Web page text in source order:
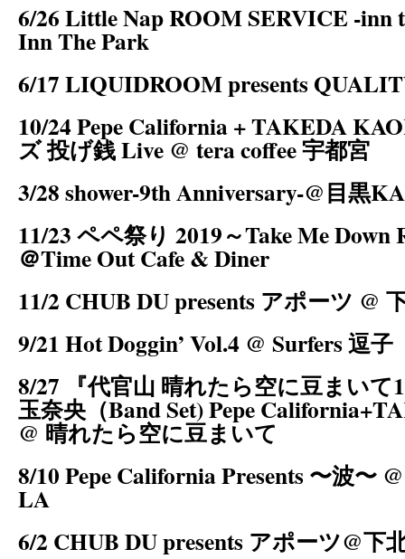
6/26 Little Nap ROOM SERVICE -inn
Inn The Park
6/17 LIQUIDROOM presents
10/24 Pepe California + TAKEDA
ズ 投げ銭 Live @ tera coffee 宇都宮
3/28 shower-9th Anniversary-@目黒
11/23 ペペ祭り 2019～Take Me Down
＠Time Out Cafe & Diner
11/2 CHUB DU presents アポーツ @
9/21 Hot Doggin’ Vol.4 @ Surfers 逗子
8/27 『代官山 晴れたら空に豆まいて
玉奈央（Band Set) Pepe
@ 晴れたら空に豆まいて
8/10 Pepe California Presents 〜波〜
LA
6/2 CHUB DU presents アポーツ@下